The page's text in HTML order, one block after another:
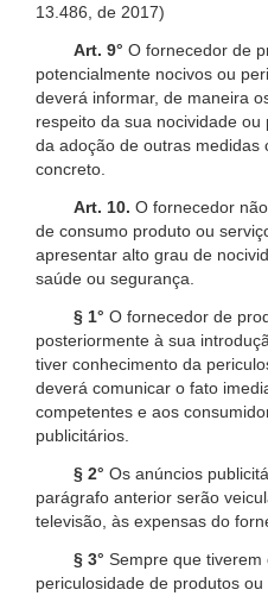
13.486, de 2017)
Art. 9° O fornecedor de
potencialmente nocivos ou
deverá informar, de maneira
respeito da sua nocividade
da adoção de outras medidas
concreto.
Art. 10. O fornecedor
de consumo produto ou
apresentar alto grau de
saúde ou segurança.
§ 1° O fornecedor de
posteriormente à sua
tiver conhecimento da
deverá comunicar o fato
competentes e aos
publicitários.
§ 2° Os anúncios
parágrafo anterior serão
televisão, às expensas do
§ 3° Sempre que tiverem
periculosidade de produtos